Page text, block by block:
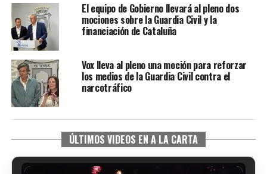
El equipo de Gobierno llevará al pleno dos
mociones sobre la Guardia Civil y la
financiación de Cataluña
Vox lleva al pleno una moción para reforzar
los medios de la Guardia Civil contra el
narcotráfico
ÚLTIMOS VIDEOS EN A LA CARTA